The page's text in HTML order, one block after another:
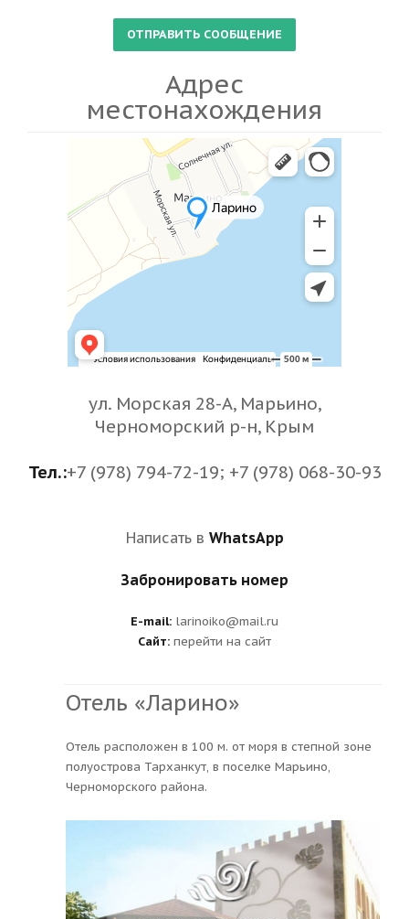
Адрес
местонахождения
ул. Морская 28-А, Марьино,
Черноморский р-н, Крым
Тел.:+7 (978) 794-72-19; +7 (978) 068-30-93
Написать в WhatsApp
Забронировать номер
E-mail: larinoiko@mail.ru
Сайт: перейти на сайт
Отель «Ларино»
Отель расположен в 100 м. от моря в степной зоне
полуострова Тарханкут, в поселке Марьино,
Черноморского района.